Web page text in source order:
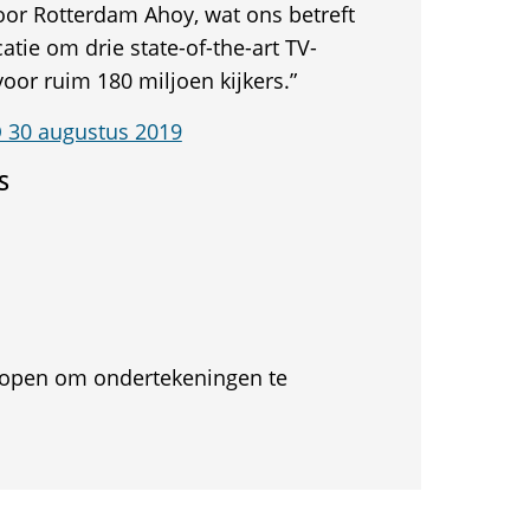
Rotterdam Ahoy, wat ons betreft
om drie state-of-the-art TV-
ruim 180 miljoen kijkers.”
augustus 2019
om ondertekeningen te